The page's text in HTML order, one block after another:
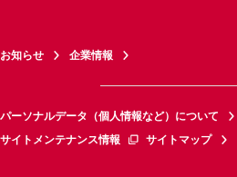
お知らせ 企業情報
パーソナルデータ（個人情報など）について
サイトメンテナンス情報
サイトマップ